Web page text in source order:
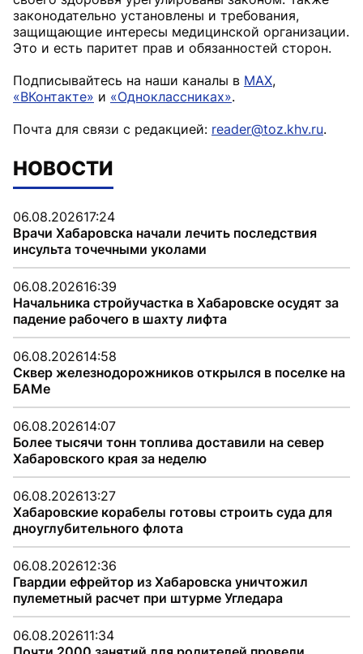
законодательно установлены и требования,
защищающие интересы медицинской организации.
Это и есть паритет прав и обязанностей сторон.
Подписывайтесь на наши каналы в MAX,
«ВКонтакте» и «Одноклассниках».
Почта для связи с редакцией: reader@toz.khv.ru.
НОВОСТИ
06.08.202617:24
Врачи Хабаровска начали лечить последствия
инсульта точечными уколами
06.08.202616:39
Начальника стройучастка в Хабаровске осудят за
падение рабочего в шахту лифта
06.08.202614:58
Сквер железнодорожников открылся в поселке на
БАМе
06.08.202614:07
Более тысячи тонн топлива доставили на север
Хабаровского края за неделю
06.08.202613:27
Хабаровские корабелы готовы строить суда для
дноуглубительного флота
06.08.202612:36
Гвардии ефрейтор из Хабаровска уничтожил
пулеметный расчет при штурме Угледара
06.08.202611:34